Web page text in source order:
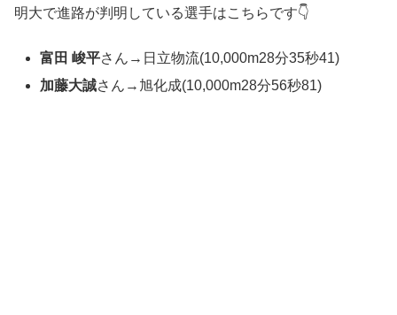
明大で進路が判明している選手はこちらです👇
富田 峻平さん→日立物流(10,000m28分35秒41)
加藤大誠さん→旭化成(10,000m28分56秒81)